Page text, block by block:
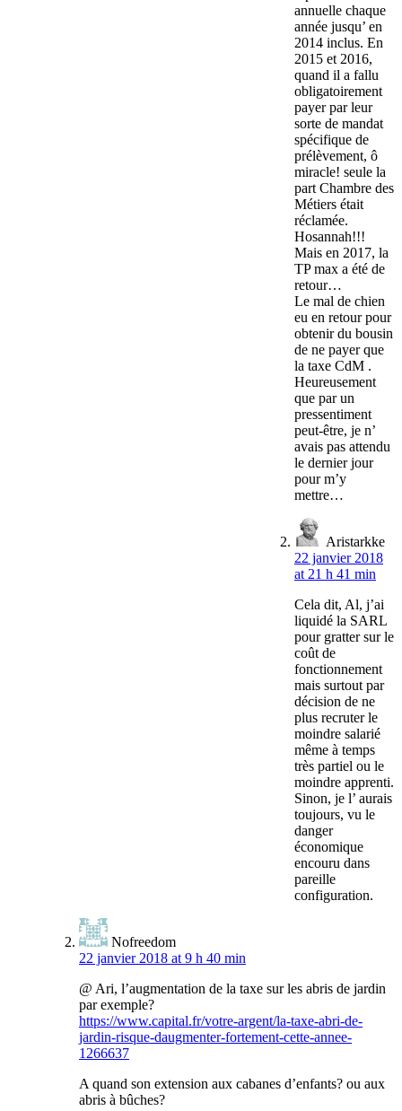
annuelle chaque
année jusqu’ en
2014 inclus. En
2015 et 2016,
quand il a fallu
obligatoirement
payer par leur
sorte de mandat
spécifique de
prélèvement, ô
miracle! seule la
part Chambre des
Métiers était
réclamée.
Hosannah!!!
Mais en 2017, la
TP max a été de
retour…
Le mal de chien
eu en retour pour
obtenir du bousin
de ne payer que
la taxe CdM .
Heureusement
que par un
pressentiment
peut-être, je n’
avais pas attendu
le dernier jour
pour m’y
mettre…
Aristarkke
22 janvier 2018
at 21 h 41 min
Cela dit, Al, j’ai
liquidé la SARL
pour gratter sur le
coût de
fonctionnement
mais surtout par
décision de ne
plus recruter le
moindre salarié
même à temps
très partiel ou le
moindre apprenti.
Sinon, je l’ aurais
toujours, vu le
danger
économique
encouru dans
pareille
configuration.
Nofreedom
22 janvier 2018 at 9 h 40 min
@ Ari, l’augmentation de la taxe sur les abris de jardin
par exemple?
https://www.capital.fr/votre-argent/la-taxe-abri-de-
jardin-risque-daugmenter-fortement-cette-annee-
1266637
A quand son extension aux cabanes d’enfants? ou aux
abris à bûches?